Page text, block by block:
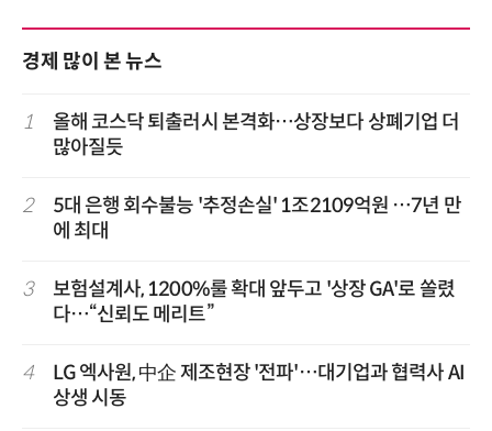
경제 많이 본 뉴스
1
올해 코스닥 퇴출러시 본격화…상장보다 상폐기업 더
많아질듯
2
5대 은행 회수불능 '추정손실' 1조2109억원 …7년 만
에 최대
3
보험설계사, 1200%룰 확대 앞두고 '상장 GA'로 쏠렸
다…“신뢰도 메리트”
4
LG 엑사원, 中企 제조현장 '전파'…대기업과 협력사 AI
상생 시동